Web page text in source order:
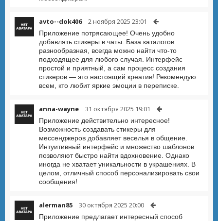
avto--dok406 2 ноября 2025 23:01
Приложение потрясающее! Очень удобно
добавлять стикеры в чаты. База каталогов
разнообразная, всегда можно найти что-то
подходящее для любого случая. Интерфейс
простой и приятный, а сам процесс создания
стикеров — это настоящий креатив! Рекомендую
всем, кто любит яркие эмоции в переписке.
anna-wayne 31 октября 2025 19:01
Приложение действительно интересное!
Возможность создавать стикеры для
мессенджеров добавляет веселья в общение.
Интуитивный интерфейс и множество шаблонов
позволяют быстро найти вдохновение. Однако
иногда не хватает уникальности в украшениях. В
целом, отличный способ персонализировать свои
сообщения!
alerman85 30 октября 2025 20:00
Приложение предлагает интересный способ